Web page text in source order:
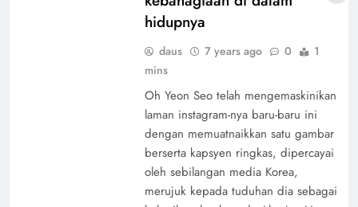
hidupnya
daus 7 years ago 0
1
mins
Oh Yeon Seo telah mengemaskinikan
laman instagram-nya baru-baru ini
dengan memuatnaikkan satu gambar
berserta kapsyen ringkas, dipercayai
oleh sebilangan media Korea,
merujuk kepada tuduhan dia sebagai